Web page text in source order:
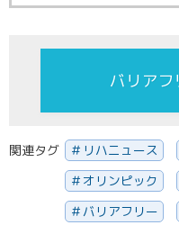
バリア
関連タグ リハニュース
オリンピック
バリアフリー